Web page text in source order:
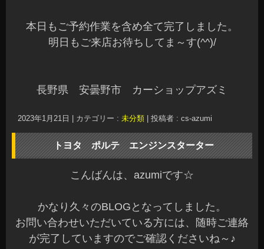
本日もご予約作業を含め全て完了しました。
明日もご来店お待ちしてま～す(^^)/
長野県 安曇野市 カーショップアズミ
2023年1月21日 カテゴリー : 未分類 投稿者 : cs-azumi
トヨタ ポルテ エンジンスターター
こんばんは、azumiです☆
かなり久々のBLOGとなってしました。
お問い合わせいただいている方には、随時ご連絡
が完了していますのでご確認くださいね～♪